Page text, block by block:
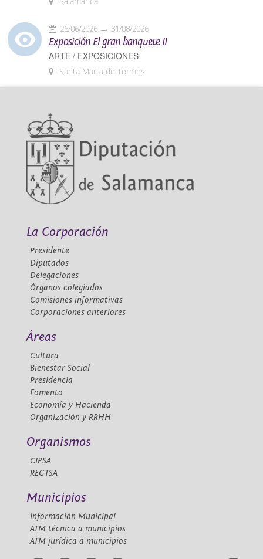
26/06/2026 31/08/2026
Exposición El gran banquete II
ARTE / EXPOSICIONES
Santa Marta de Tormes
La Corporación
Presidente
Diputados
Delegaciones
Órganos colegiados
Comisiones informativas
Corporaciones anteriores
Áreas
Cultura
Bienestar Social
Presidencia
Fomento
Economía y Hacienda
Organización y RRHH
Organismos
CIPSA
REGTSA
Municipios
Información Municipal
ATM técnica a municipios
ATM jurídica a municipios